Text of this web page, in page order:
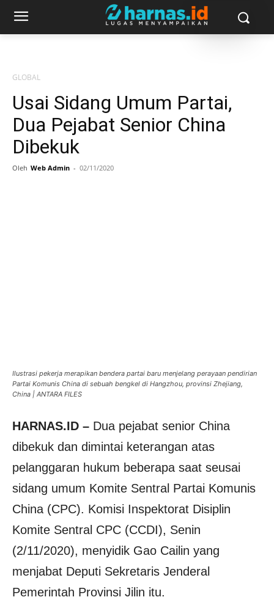
GLOBAL
Usai Sidang Umum Partai,
Dua Pejabat Senior China
Dibekuk
Oleh Web Admin - 02/11/2020
Ilustrasi pekerja merapikan bendera partai baru menjelang perayaan pendirian
Partai Komunis China di sebuah bengkel di Hangzhou, provinsi Zhejiang,
China | ANTARA FILES
HARNAS.ID – Dua pejabat senior China
dibekuk dan dimintai keterangan atas
pelanggaran hukum beberapa saat seusai
sidang umum Komite Sentral Partai Komunis
China (CPC). Komisi Inspektorat Disiplin
Komite Sentral CPC (CCDI), Senin
(2/11/2020), menyidik Gao Cailin yang
menjabat Deputi Sekretaris Jenderal
Pemerintah Provinsi Jilin itu.